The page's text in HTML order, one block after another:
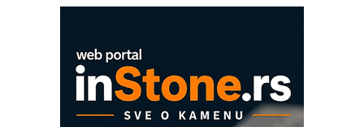
era CNC merenja
Proizvodnja iC7 Hybrid 1500 VDC
mrežnog pretvarača sa tečnim
hlađenjem
COMBYPACK